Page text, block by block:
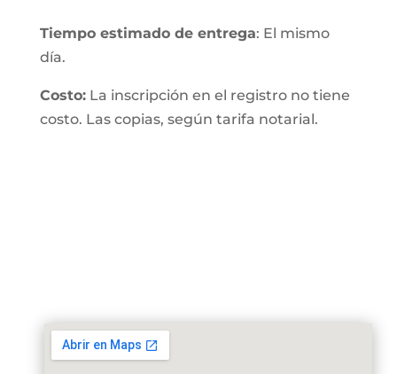
Tiempo estimado de entrega: El mismo
día.
Costo:La inscripción en el registro no tiene
costo. Las copias, según tarifa notarial.